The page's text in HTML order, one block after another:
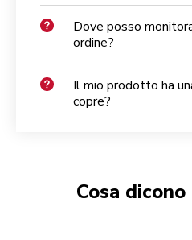
Dove posso
ordine?
Il mio prodotto ha
copre?
Cosa